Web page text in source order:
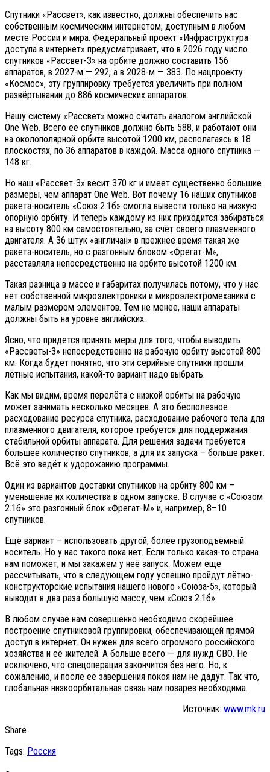
Спутники «Рассвет», как известно, должны обеспечить нас
собственным космическим интернетом, доступным в любом
месте России и мира. Федеральный проект «Инфраструктура
доступа в интернет» предусматривает, что в 2026 году число
спутников «Рассвет-3» на орбите должно составить 156
аппаратов, в 2027-м — 292, а в 2028-м — 383. По нацпроекту
«Космос», эту группировку требуется увеличить при полном
развёртывании до 886 космических аппаратов.
Нашу систему «Рассвет» можно считать аналогом английской
One Web. Всего её спутников должно быть 588, и работают они
на околополярной орбите высотой 1200 км, располагаясь в 18
плоскостях, по 36 аппаратов в каждой. Масса одного спутника —
148 кг.
Но наш «Рассвет-3» весит 370 кг и имеет существенно большие
размеры, чем аппарат One Web. Вот почему 16 наших спутников
ракета-носитель «Союз 2.1б» смогла вывести только на низкую
опорную орбиту. И теперь каждому из них приходится забираться
на высоту 800 км самостоятельно, за счёт своего плазменного
двигателя. А 36 штук «англичан» в прежнее время такая же
ракета-носитель, но с разгонным блоком «Фрегат-М»,
расставляла непосредственно на орбите высотой 1200 км.
Такая разница в массе и габаритах получилась потому, что у нас
нет собственной микроэлектроники и микроэлектромеханики с
малым размером элементов. Тем не менее, наши аппараты
должны быть на уровне английских.
Ясно, что придется принять меры для того, чтобы выводить
«Рассветы-3» непосредственно на рабочую орбиту высотой 800
км. Когда будет понятно, что эти серийные спутники прошли
лётные испытания, какой-то вариант надо выбрать.
Как мы видим, время перелёта с низкой орбиты на рабочую
может занимать несколько месяцев. А это бесполезное
расходование ресурса спутника, расходование рабочего тела для
плазменного двигателя, которое требуется для поддержания
стабильной орбиты аппарата. Для решения задачи требуется
большее количество спутников, а для их запуска – больше ракет.
Всё это ведёт к удорожанию программы.
Один из вариантов доставки спутников на орбиту 800 км –
уменьшение их количества в одном запуске. В случае с «Союзом
2.1б» это разгонный блок «Фрегат-М» и, например, 8–10
спутников.
Ещё вариант – использовать другой, более грузоподъёмный
носитель. Но у нас такого пока нет. Если только какая-то страна
нам поможет, и мы закажем у неё запуск. Можем еще
рассчитывать, что в следующем году успешно пройдут лётно-
конструкторские испытания нашего нового «Союза-5», который
выводит в два раза большую массу, чем «Союз 2.1б».
В любом случае нам совершенно необходимо скорейшее
построение спутниковой группировки, обеспечивающей прямой
доступ в интернет. Он нужен для всего огромного российского
хозяйства и её жителей. А больше всего — для нужд СВО. Не
исключено, что спецоперация закончится без него. Но, к
сожалению, и после её завершения покоя нам не дадут. Так что,
глобальная низкоорбитальная связь нам позарез необходима.
Источник: www.mk.ru
Share
Tags: Россия